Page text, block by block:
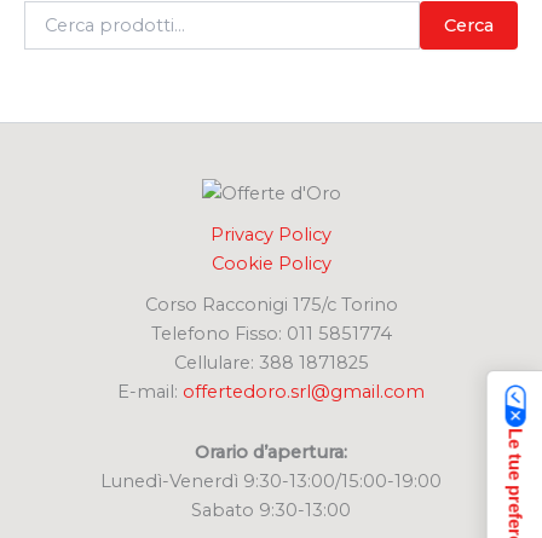
Cerca
Privacy Policy
Cookie Policy
Corso Racconigi 175/c Torino
Telefono Fisso: 011 5851774
Cellulare: 388 1871825
E-mail: offertedoro.srl@gmail.com
Orario d’apertura:
Lunedì-Venerdì 9:30-13:00/15:00-19:00
Sabato 9:30-13:00